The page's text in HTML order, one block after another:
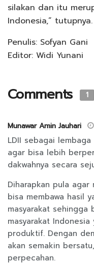
silakan dan itu
Indonesia,” tutupnya.
Penulis: Sofyan Gani
Editor: Widi Yunani
Comments 1
Munawar Amin Jauhari
LDII sebagai
agar bisa lebih
dakwahnya secara
Diharapkan pula agar
bisa membawa hasil
masyarakat sehingga
masyarakat
produktif. Dengan
akan semakin
perpecahan.